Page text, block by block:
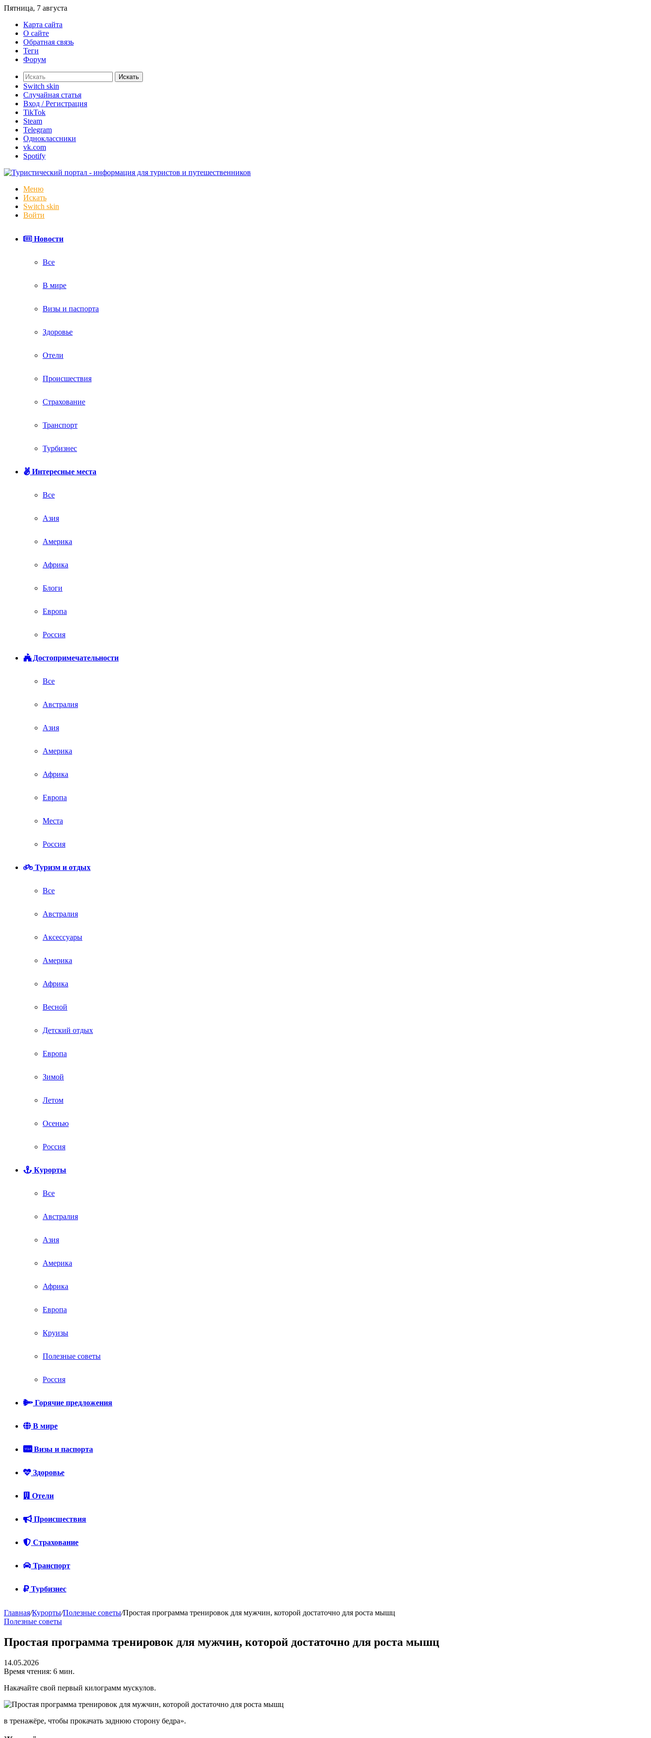
Пятница, 7 августа
Карта сайта
О сайте
Обратная связь
Теги
Форум
Искать
Switch skin
Случайная статья
Вход / Регистрация
TikTok
Steam
Telegram
Одноклассники
vk.com
Spotify
Меню
Искать
Switch skin
Войти
Новости
Все
В мире
Визы и паспорта
Здоровье
Отели
Происшествия
Страхование
Транспорт
Турбизнес
Интересные места
Все
Азия
Америка
Африка
Блоги
Европа
Россия
Достопримечательности
Все
Австралия
Азия
Америка
Африка
Европа
Места
Россия
Туризм и отдых
Все
Австралия
Аксессуары
Америка
Африка
Весной
Детский отдых
Европа
Зимой
Летом
Осенью
Россия
Курорты
Все
Австралия
Азия
Америка
Африка
Европа
Круизы
Полезные советы
Россия
Горячие предложения
В мире
Визы и паспорта
Здоровье
Отели
Происшествия
Страхование
Транспорт
Турбизнес
Главная/Курорты/Полезные советы/Простая программа тренировок для мужчин, которой достаточно для роста мышц
Полезные советы
Простая программа тренировок для мужчин, которой достаточно для роста мышц
14.05.2026
Время чтения: 6 мин.
Накачайте свой первый килограмм мускулов.
в тренажёре, чтобы прокачать заднюю сторону бедра».